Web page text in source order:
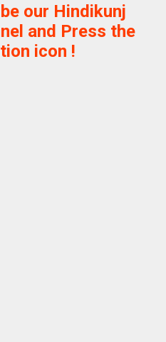
our Hindikunj
and Press the
icon !